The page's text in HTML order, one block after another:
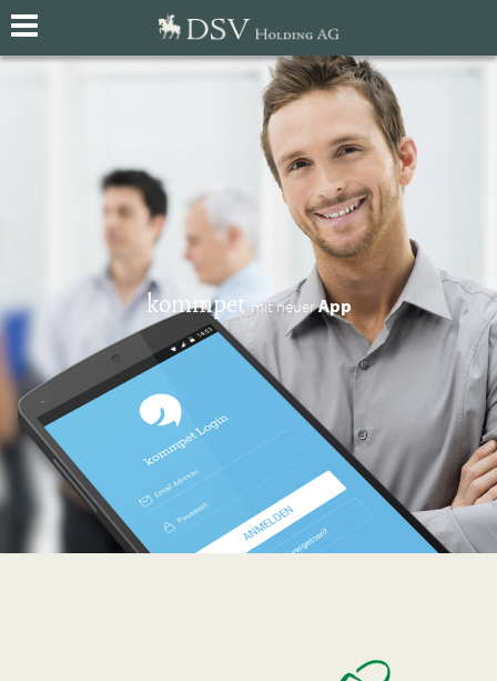
kommpet mit neuerApp